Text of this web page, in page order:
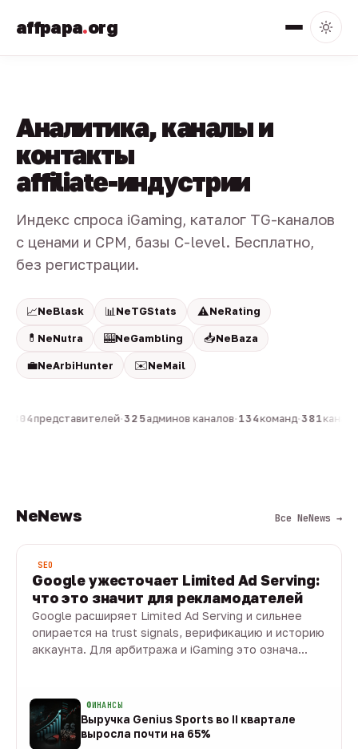
affpapa.org
Аналитика, каналы и
контакты
affiliate-индустрии
Индекс спроса iGaming, каталог TG-каналов
с ценами и CPM, базы C-level. Бесплатно,
без регистрации.
📈NeBlask 📊 NeTGStats ⚠️NeRating
💊 NeNutra 🎰NeGambling 📥NeBaza
💼NeArbiHunter ✉️NeMail
804представителей·325админов каналов·134команд·381
NeNews Все NeNews →
SEO
Google ужесточает Limited Ad Serving:
что это значит для рекламодателей
Google расширяет Limited Ad Serving и сильнее
опирается на trust signals, верификацию и историю
аккаунта. Для арбитража и iGaming это означа...
ФИНАНСЫ
Выручка Genius Sports во II квартале
выросла почти на 65%